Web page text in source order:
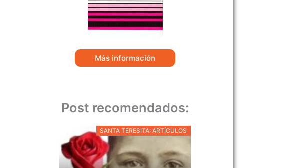
Más información
Post recomendados:
SANTA TERESITA: ARTÍCULOS